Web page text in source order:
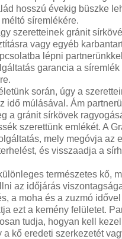
hosszú évekig büszke
síremlékére.
szeretteinek gránit
vagy egyéb
lépni
garancia a
során, úgy a
idő múlásával. Ám
a gránit sírkövek
szerettünk emlékét. A
mely megóvja az
és visszaadja a
természetes kő,
az időjárás
a moha és a zuzmó
ezt a kemény felületet.
tudja, hogyan kell
a kő eredeti szerkezetét